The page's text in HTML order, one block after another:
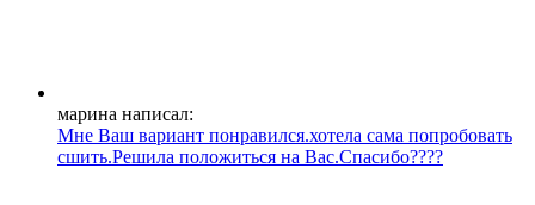
марина написал:
Мне Ваш вариант понравился.хотела сама попробовать
сшить.Решила положиться на Вас.Спасибо????